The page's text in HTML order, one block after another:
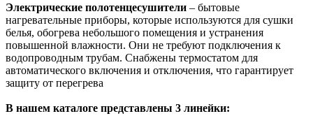
Электрические полотенцесушители – бытовые
нагревательные приборы, которые используются для сушки
белья, обогрева небольшого помещения и устранения
повышенной влажности. Они не требуют подключения к
водопроводным трубам. Снабжены термостатом для
автоматического включения и отключения, что гарантирует
защиту от перегрева
В нашем каталоге представлены 3 линейки: